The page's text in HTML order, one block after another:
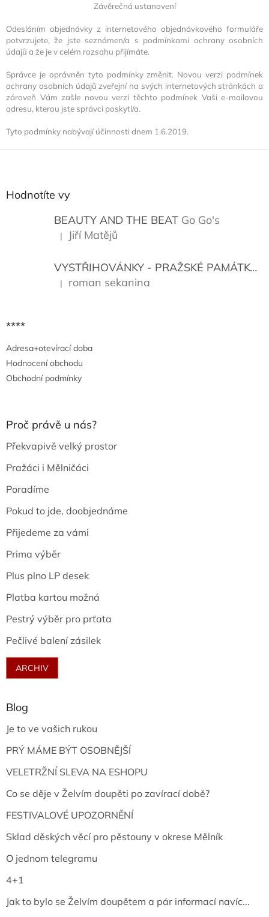
Závěrečná ustanovení
Odesláním objednávky z internetového objednávkového formuláře
potvrzujete, že jste seznámen/a s podmínkami ochrany osobních
údajů a že je v celém rozsahu přijímáte.
Správce je oprávněn tyto podmínky změnit. Novou verzi podmínek
ochrany osobních údajů zveřejní na svých internetových stránkách a
zároveň Vám zašle novou verzi těchto podmínek Vaši e-mailovou
adresu, kterou jste správci poskytl/a.
Tyto podmínky nabývají účinnosti dnem 1.6.2019.
Z
Hodnotíte vy
BEAUTY AND THE BEAT Go Go's
Hodnocení produktu je 5 z 5 hvězdiček.
| Jiří Matějů
VYSTŘIHOVÁNKY - PRAŽSKÉ PAMÁTKY
Hodnocení produktu je 5 z 5 hvězdiček.
| roman sekanina
****
Adresa+otevírací doba
Hodnocení obchodu
Obchodní podmínky
Proč právě u nás?
Překvapivě velký prostor
Pražáci i Mělničáci
Poradíme
Pokud to jde, doobjednáme
Přijedeme za vámi
Prima výběr
Plus plno LP desek
Platba kartou možná
Pestrý výběr pro prťata
Pečlivé balení zásilek
ARCHIV
Blog
Je to ve vašich rukou
PRÝ MÁME BÝT OSOBNĚJŠÍ
VELETRŽNÍ SLEVA NA ESHOPU
Co se děje v Želvím doupěti po zavírací době?
FESTIVALOVÉ UPOZORNĚNÍ
Sklad děských věcí pro pěstouny v okrese Mělník
O jednom telegramu
4+1
Jak to bylo se Želvím doupětem a pár informací navíc...